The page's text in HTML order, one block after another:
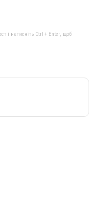
і натисніть Ctrl + Enter, щоб